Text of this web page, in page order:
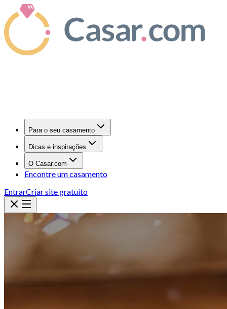
Para o seu casamento
Dicas e inspirações
O Casar.com
Encontre um casamento
EntrarCriar site gratuito